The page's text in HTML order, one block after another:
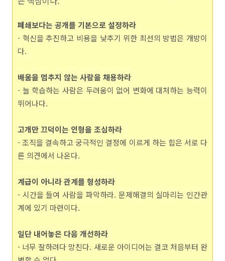
폐쇄보다는 공개를 기본으로 설정하라
- 혁신을 추진하고 비용을 낮추기 위한 최선의 방법은 개방이
다.
배움을 멈추지 않는 사람을 채용하라
- 늘 학습하는 사람은 두려움이 없어 변화에 대처하는 능력이
뛰어나다.
고개만 끄덕이는 인형을 조심하라
- 조직을 결속하고 궁극적인 결정에 이르게 하는 힘은 서로 다
른 의견에서 나온다.
계급이 아니라 관계를 형성하라
- 시간을 들여 사람을 파악하라. 문제해결의 실마리는 인간관
계에 있기 마련이다.
일단 내어놓은 다음 개선하라
- 너무 잘하려다 망친다. 새로운 아이디어는 결코 처음부터 완